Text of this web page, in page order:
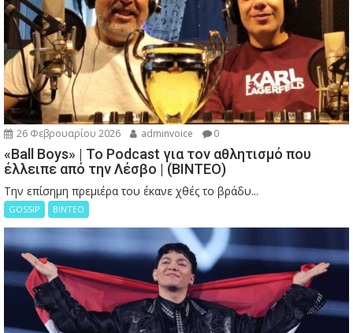
26 Φεβρουαρίου 2026 adminvoice 0
«Ball Boys» | Το Podcast για τον αθλητισμό που
έλλειπε από την Λέσβο | (ΒΙΝΤΕΟ)
Την επίσημη πρεμιέρα του έκανε χθές το βράδυ...
GOSSIP ΒΙΝΤΕΟ